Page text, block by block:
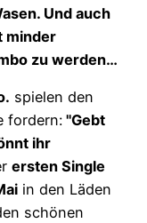
Und auch
minder
zu werden…
spielen den
fordern: "Gebt
ihr
ersten Single
in den Läden
schönen